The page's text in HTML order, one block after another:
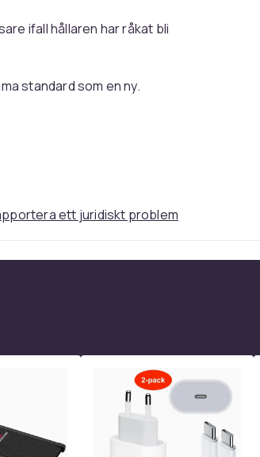
ifall hållaren har råkat bli
standard som en ny.
och är enbart gjort för
ett juridiskt problem